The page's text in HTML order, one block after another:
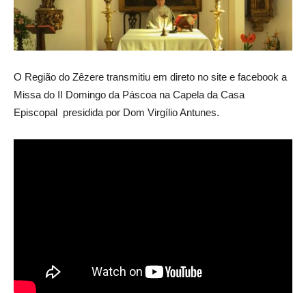
O Região do Zêzere transmitiu em direto no site e facebook a
Missa do II Domingo da Páscoa na Capela da Casa
Episcopal presidida por Dom Virgílio Antunes.